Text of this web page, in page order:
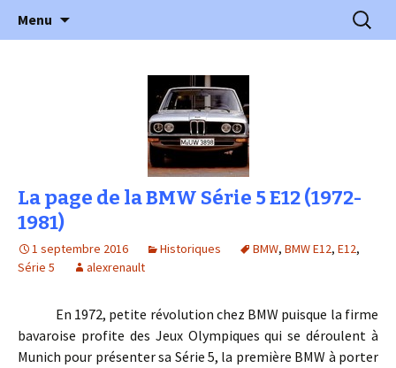
l'Automobile Ancienne
l'automobile ancienne : articles, historiques
…
Menu
La page de la BMW Série 5 E12 (1972-
1981)
1 septembre 2016 Historiques BMW, BMW E12, E12,
Série 5
alexrenault
En 1972, petite révolution chez BMW puisque la firme
bavaroise profite des Jeux Olympiques qui se déroulent à
Munich pour présenter sa Série 5, la première BMW à porter